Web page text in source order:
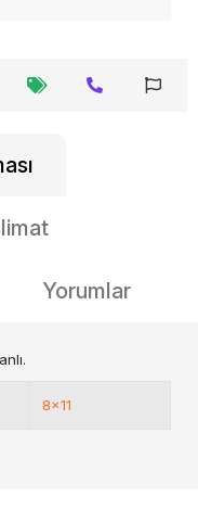
Yorumlar
8x11